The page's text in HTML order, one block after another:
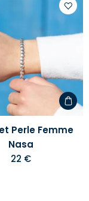
à
Perle Femme
Nasa
22 €